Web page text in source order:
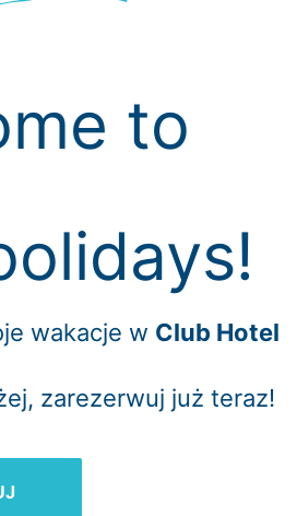
to
wakacje w Club Hotel
zarezerwuj już teraz!